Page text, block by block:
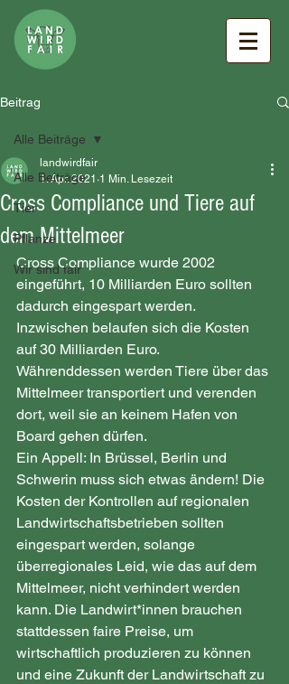
Beitrag
Alle Beiträge
Tier
Pflanze
Wir sind fair
Alle Beiträge
Cross Compliance und Tiere auf
dem Mittelmeer
landwirdfair
1. Apr. 2021 1 Min. Lesezeit
Cross Compliance wurde 2002
eingeführt, 10 Milliarden Euro sollten
dadurch eingespart werden.
Inzwischen belaufen sich die Kosten
auf 30 Milliarden Euro.
Währenddessen werden Tiere über das
Mittelmeer transportiert und verenden
dort, weil sie an keinem Hafen von
Board gehen dürfen.
Ein Appell: In Brüssel, Berlin und
Schwerin muss sich etwas ändern! Die
Kosten der Kontrollen auf regionalen
Landwirtschaftsbetrieben sollten
eingespart werden, solange
überregionales Leid, wie das auf dem
Mittelmeer, nicht verhindert werden
kann. Die Landwirt*innen brauchen
stattdessen faire Preise, um
wirtschaftlich produzieren zu können
und eine Zukunft der Landwirtschaft zu